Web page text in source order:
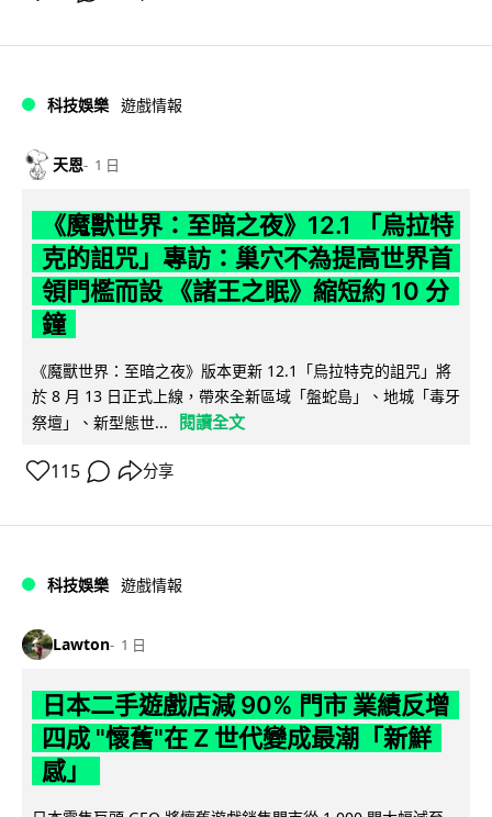
科技娛樂 遊戲情報
天恩 1 日
《魔獸世界：至暗之夜》12.1 「烏拉特
克的詛咒」專訪：巢穴不為提高世界首
領門檻而設 《諸王之眠》縮短約 10 分
鐘
《魔獸世界：至暗之夜》版本更新 12.1「烏拉特克的詛咒」將
於 8 月 13 日正式上線，帶來全新區域「盤蛇島」、地城「毒牙
祭壇」、新型態世...
閱讀全文
115 分享
科技娛樂 遊戲情報
Lawton 1 日
日本二手遊戲店減 90% 門市 業績反增
四成 "懷舊"在 Z 世代變成最潮「新鮮
感」